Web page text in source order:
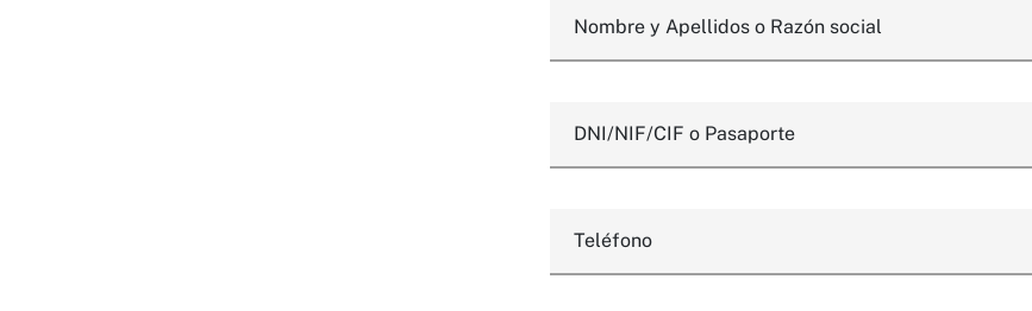
Nombre y Apellidos o Razón social
DNI/NIF/CIF o Pasaporte
Teléfono